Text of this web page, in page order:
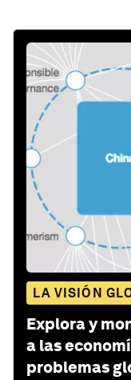
LA VISIÓN
Explora y
a las
problemas